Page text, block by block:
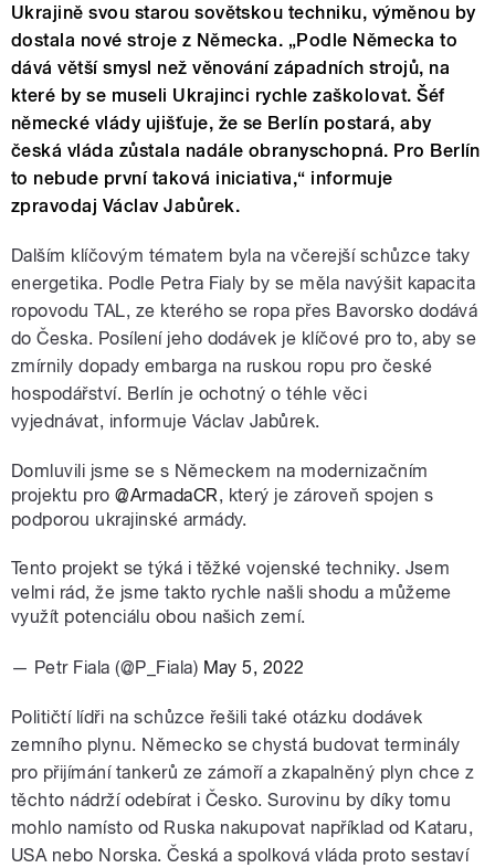
Ukrajině svou starou sovětskou techniku, výměnou by
dostala nové stroje z Německa. „Podle Německa to
dává větší smysl než věnování západních strojů, na
které by se museli Ukrajinci rychle zaškolovat. Šéf
německé vlády ujišťuje, že se Berlín postará, aby
česká vláda zůstala nadále obranyschopná. Pro Berlín
to nebude první taková iniciativa,“ informuje
zpravodaj Václav Jabůrek.
Dalším klíčovým tématem byla na včerejší schůzce taky
energetika. Podle Petra Fialy by se měla navýšit kapacita
ropovodu TAL, ze kterého se ropa přes Bavorsko dodává
do Česka. Posílení jeho dodávek je klíčové pro to, aby se
zmírnily dopady embarga na ruskou ropu pro české
hospodářství. Berlín je ochotný o téhle věci
vyjednávat, informuje Václav Jabůrek.
Domluvili jsme se s Německem na modernizačním
projektu pro@ArmadaCR, který je zároveň spojen s
podporou ukrajinské armády.
Tento projekt se týká i těžké vojenské techniky. Jsem
velmi rád, že jsme takto rychle našli shodu a můžeme
využít potenciálu obou našich zemí.
— Petr Fiala (@P_Fiala) May 5, 2022
Političtí lídři na schůzce řešili také otázku dodávek
zemního plynu. Německo se chystá budovat terminály
pro přijímání tankerů ze zámoří a zkapalněný plyn chce z
těchto nádrží odebírat i Česko. Surovinu by díky tomu
mohlo namísto od Ruska nakupovat například od Kataru,
USA nebo Norska. Česká a spolková vláda proto sestaví